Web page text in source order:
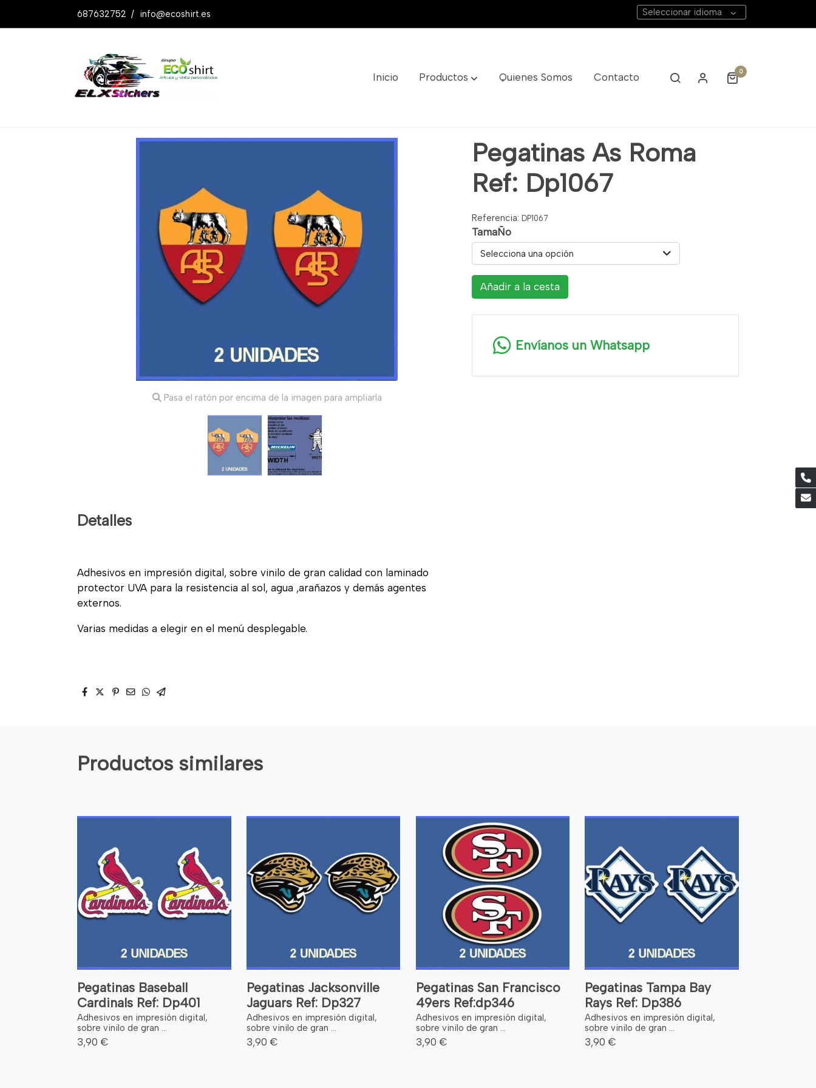
687632752 / info@ecoshirt.es Seleccionar idioma
Inicio Productos Quienes Somos Contacto 0
Productos Pegatinas As Roma Ref: Dp1067
Pasa el ratón por encima de la imagen para ampliarla
Detalles
Adhesivos en impresión digital, sobre vinilo de gran calidad con laminado
protector UVA para la resistencia al sol, agua ,arañazos y demás agentes
externos.
Varias medidas a elegir en el menú desplegable.
Pegatinas As Roma
Ref: Dp1067
Referencia: DP1067
TamaÑo
Selecciona una opción
Añadir a la cesta
Envíanos un Whatsapp
Productos similares
Pegatinas Baseball
Cardinals Ref: Dp401
Adhesivos en impresión digital,
sobre vinilo de gran ...
3,90 €
Pegatinas Jacksonville
Jaguars Ref: Dp327
Adhesivos en impresión digital,
sobre vinilo de gran ...
3,90 €
Pegatinas San Francisco
49ers Ref:dp346
Adhesivos en impresión digital,
sobre vinilo de gran ...
3,90 €
Pegatinas Tampa Bay
Rays Ref: Dp386
Adhesivos en impresión digital,
sobre vinilo de gran ...
3,90 €